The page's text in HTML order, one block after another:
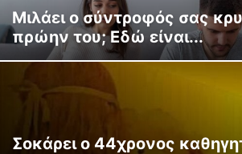
Μιλάει ο σύντροφός σας
πρώην του; Εδώ είναι...
Σοκάρει ο 44χρονος